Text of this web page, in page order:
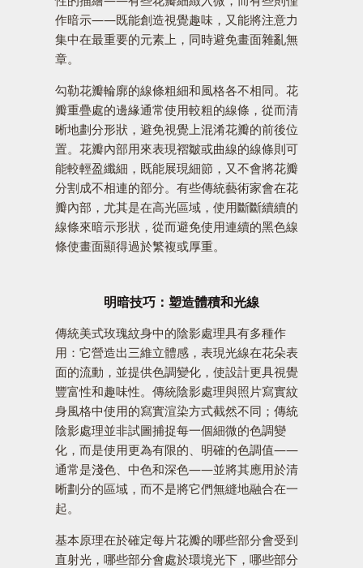
作暗示——既能創造視覺趣味，又能將注意力
集中在最重要的元素上，同時避免畫面雜亂無
章。
勾勒花瓣輪廓的線條粗細和風格各不相同。花
瓣重疊處的邊緣通常使用較粗的線條，從而清
晰地劃分形狀，避免視覺上混淆花瓣的前後位
置。花瓣內部用來表現褶皺或曲線的線條則可
能較輕盈纖細，既能展現細節，又不會將花瓣
分割成不相連的部分。有些傳統藝術家會在花
瓣內部，尤其是在高光區域，使用斷斷續續的
線條來暗示形狀，從而避免使用連續的黑色線
條使畫面顯得過於繁複或厚重。
明暗技巧：塑造體積和光線
傳統美式玫瑰紋身中的陰影處理具有多種作
用：它營造出三維立體感，表現光線在花朵表
面的流動，並提供色調變化，使設計更具視覺
豐富性和趣味性。傳統陰影處理與照片寫實紋
身風格中使用的寫實渲染方式截然不同；傳統
陰影處理並非試圖捕捉每一個細微的色調變
化，而是使用更為有限的、明確的色調值——
通常是淺色、中色和深色——並將其應用於清
晰劃分的區域，而不是將它們無縫地融合在一
起。
基本原理在於確定每片花瓣的哪些部分會受到
直射光，哪些部分會處於環境光下，哪些部分